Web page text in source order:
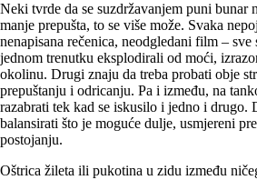
Neki tvrde da se suzdržavanjem puni bunar
manje prepušta, to se više može. Svaka
nenapisana rečenica, neodgledani film – sve
jednom trenutku eksplodirali od moći,
okolinu. Drugi znaju da treba probati obje
prepuštanju i odricanju. Pa i između, na
razabrati tek kad se iskusilo i jedno i drugo.
balansirati što je moguće dulje, usmjereni
postojanju.
Oštrica žileta ili pukotina u zidu između